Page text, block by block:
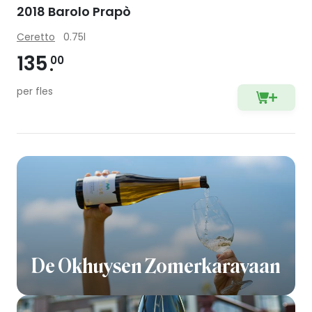
De Okhuysen Zomerkaravaan
2018 Barolo Prapò
Ceretto 0.75l
135 00
per fles